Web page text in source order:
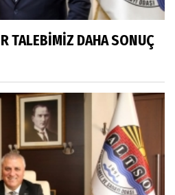
TALEBİMİZ DAHA SONUÇ